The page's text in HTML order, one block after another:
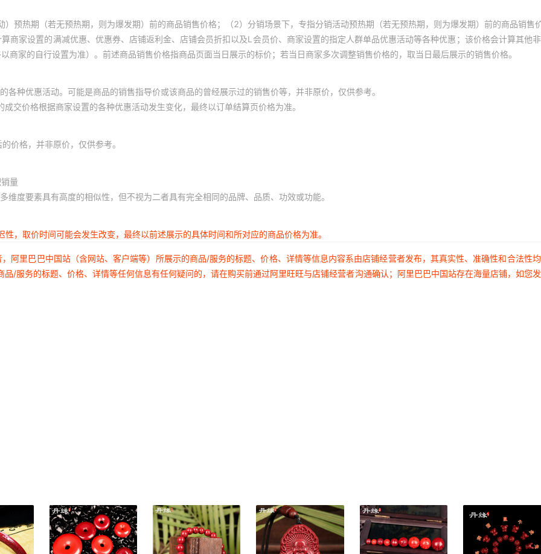
预热期（若无预热期，则为爆发期）前的商品销售价格；（2）分销场景下，专指分销活动预热期（若无预热期，则为爆发期）前的商品销售
商家设置的满减优惠、优惠券、店铺返利金、店铺会员折扣以及L会员价、商家设置的指定人群单品优惠活动等各种优惠；该价格会计算其他
家的自行设置为准）。前述商品销售价格指商品页面当日展示的标价；若当日商家多次调整销售价格的，取当日最后展示的销售价格。
种优惠活动。可能是商品的销售指导价或该商品的曾经展示过的销售价等，并非原价，仅供参考。
交价格根据商家设置的各种优惠活动发生变化，最终以订单结算页价格为准。
价格，并非原价，仅供参考。
量
度要素具有高度的相似性，但不视为二者具有完全相同的品牌、品质、功效或功能。
，取价时间可能会发生改变，最终以前述展示的具体时间和所对应的商品价格为准。
阿里巴巴中国站（含网站、客户端等）所展示的商品/服务的标题、价格、详情等信息内容系由店铺经营者发布，其真实性、准确性和合法性
/服务的标题、价格、详情等任何信息有任何疑问的，请在购买前通过阿里旺旺与店铺经营者沟通确认；阿里巴巴中国站存在海量店铺，如您